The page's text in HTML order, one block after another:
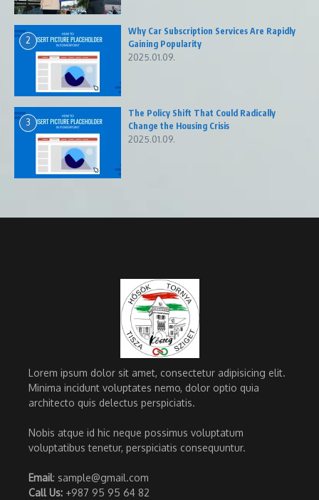
2
Why Car Subscription Services Are Rapidly
Gaining Popularity
2025.01.09.
3
The Policy Shift That Could Radically
Change the Housing Crisis
2025.01.09.
Lorem ipsum dolor sit amet, consectetur adipisicing elit.
Minima incidunt voluptates nemo, dolor optio quia
architecto quis delectus perspiciatis.
Nobis atque id hic neque possimus voluptatum
voluptatibus tenetur, perspiciatis consequuntur.
Email: sample@gmail.com
Call Us: +987 95 95 64 82